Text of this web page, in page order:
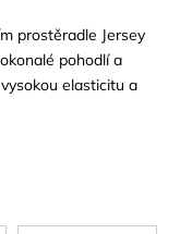
prostěradle Jersey
pohodlí a
elasticitu a